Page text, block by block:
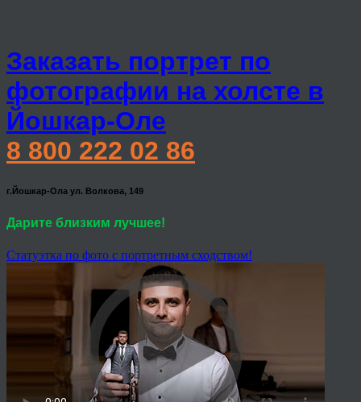
Заказать портрет по
фотографии на холсте в
Йошкар-Оле
8 800 222 02 86
г.Йошкар-Ола ул. Волкова, 149
Дарите близким лучшее!
Статуэтка по фото с портретным сходством!